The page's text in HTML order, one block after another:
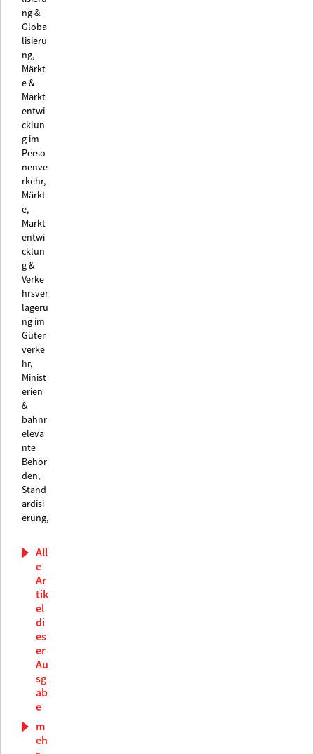
ng &
Globa
lisieru
ng,
Märkt
e &
Markt
entwi
cklun
g im
Perso
nenve
rkehr,
Märkt
e,
Markt
entwi
cklun
g &
Verke
hrsver
lageru
ng im
Güter
verke
hr,
Minist
erien
&
bahnr
eleva
nte
Behör
den,
Stand
ardisi
erung,
All
e
Ar
tik
el
di
es
er
Au
sg
ab
e
m
eh